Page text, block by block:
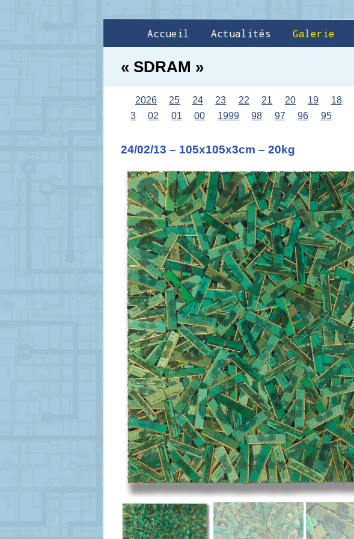
Accueil Actualités Galerie
« SDRAM »
2026 25 24 23 22 21 20 19 18
3
02 01 00 1999 98 97 96 95
24/02/13 – 105x105x3cm – 20kg